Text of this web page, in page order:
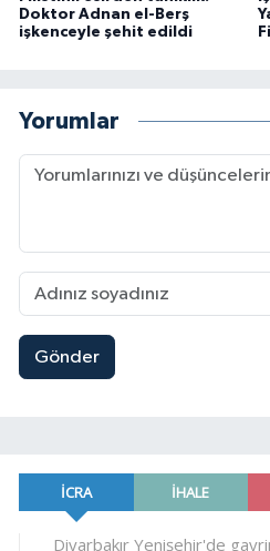
Doktor Adnan el-Berş
işkenceyle şehit edildi
Yorumlar
Gönder